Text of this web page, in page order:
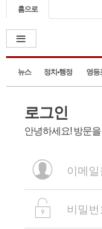
홈으로
뉴스 정치•행정 영등
로그인
안녕하세요! 방문